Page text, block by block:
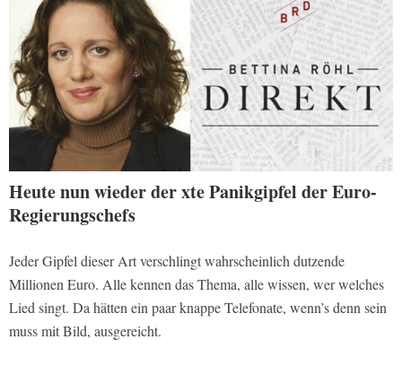
Heute nun wieder der xte Panikgipfel der Euro-
Regierungschefs
Jeder Gipfel dieser Art verschlingt wahrscheinlich dutzende
Millionen Euro. Alle kennen das Thema, alle wissen, wer welches
Lied singt. Da hätten ein paar knappe Telefonate, wenn’s denn sein
muss mit Bild, ausgereicht.